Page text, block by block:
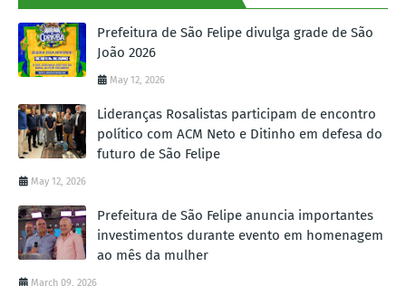
Prefeitura de São Felipe divulga grade de São
João 2026
May 12, 2026
Lideranças Rosalistas participam de encontro
político com ACM Neto e Ditinho em defesa do
futuro de São Felipe
May 12, 2026
Prefeitura de São Felipe anuncia importantes
investimentos durante evento em homenagem
ao mês da mulher
March 09, 2026